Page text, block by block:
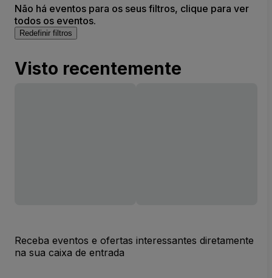
Não há eventos para os seus filtros, clique para ver
todos os eventos.
Redefinir filtros
Visto recentemente
Receba eventos e ofertas interessantes diretamente
na sua caixa de entrada